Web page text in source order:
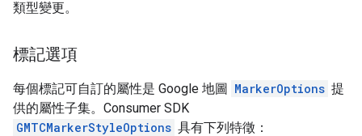
類型變更。
標記選項
每個標記可自訂的屬性是 Google 地圖 MarkerOptions 提
供的屬性子集。Consumer SDK
GMTCMarkerStyleOptions 具有下列特徵：